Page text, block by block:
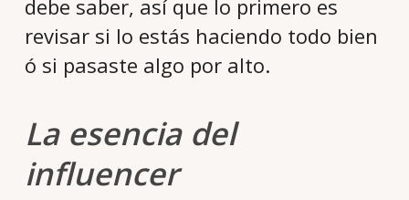
debe saber, así que lo primero es
revisar si lo estás haciendo todo bien
ó si pasaste algo por alto.
La esencia del
influencer